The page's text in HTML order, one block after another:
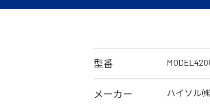
型番
メーカー ハイソル㈱